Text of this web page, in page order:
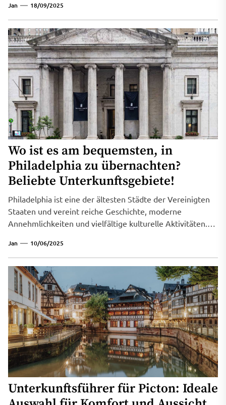
Jan 18/09/2025
Wo ist es am bequemsten, in
Philadelphia zu übernachten?
Beliebte Unterkunftsgebiete!
Philadelphia ist eine der ältesten Städte der Vereinigten
Staaten und vereint reiche Geschichte, moderne
Annehmlichkeiten und vielfältige kulturelle Aktivitäten.
Jan 10/06/2025
Unterkunftsführer für Picton: Ideale